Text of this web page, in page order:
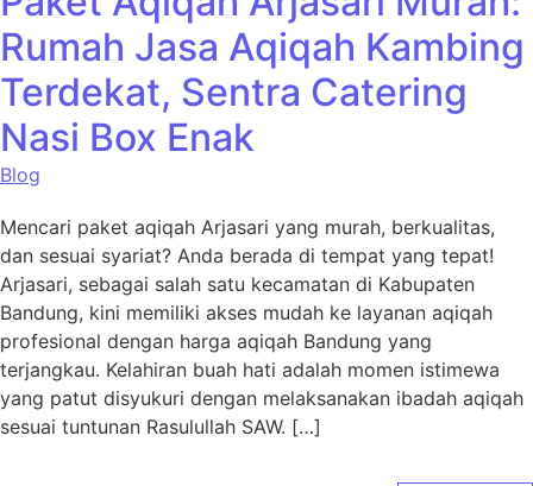
Rumah Jasa Aqiqah Kambing
Terdekat, Sentra Catering
Nasi Box Enak
Blog
Mencari paket aqiqah Arjasari yang murah, berkualitas,
dan sesuai syariat? Anda berada di tempat yang tepat!
Arjasari, sebagai salah satu kecamatan di Kabupaten
Bandung, kini memiliki akses mudah ke layanan aqiqah
profesional dengan harga aqiqah Bandung yang
terjangkau. Kelahiran buah hati adalah momen istimewa
yang patut disyukuri dengan melaksanakan ibadah aqiqah
sesuai tuntunan Rasulullah SAW. […]